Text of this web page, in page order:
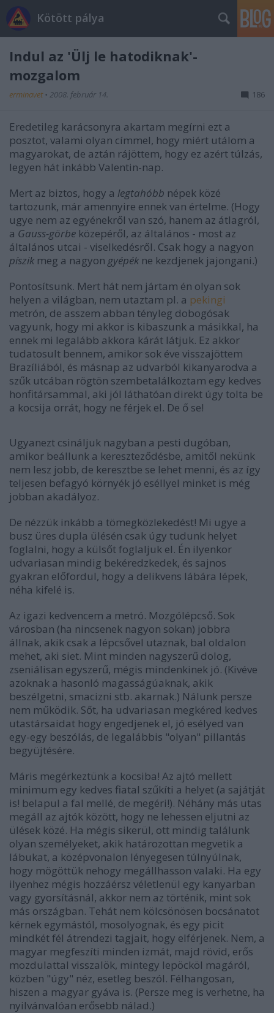
Kötött pálya
Indul az 'Ülj le hatodiknak'-
mozgalom
erminavet • 2008. február 14. 186
Eredetileg karácsonyra akartam megírni ezt a
posztot, valami olyan címmel, hogy miért utálom a
magyarokat, de aztán rájöttem, hogy ez azért túlzás,
legyen hát inkább Valentin-nap.
Mert az biztos, hogy a legtahóbb népek közé
tartozunk, már amennyire ennek van értelme. (Hogy
ugye nem az egyénekről van szó, hanem az átlagról,
a Gauss-görbe közepéről, az általános - most az
általános utcai - viselkedésről. Csak hogy a nagyon
píszik meg a nagyon gyépék ne kezdjenek jajongani.)
Pontosítsunk. Mert hát nem jártam én olyan sok
helyen a világban, nem utaztam pl. a pekingi
metrón, de asszem abban tényleg dobogósak
vagyunk, hogy mi akkor is kibaszunk a másikkal, ha
ennek mi legalább akkora kárát látjuk. Ez akkor
tudatosult bennem, amikor sok éve visszajöttem
Brazíliából, és másnap az udvarból kikanyarodva a
szűk utcában rögtön szembetalálkoztam egy kedves
honfitársammal, aki jól láthatóan direkt úgy tolta be
a kocsija orrát, hogy ne férjek el. De ő se!
Ugyanezt csináljuk nagyban a pesti dugóban,
amikor beállunk a kereszteződésbe, amitől nekünk
nem lesz jobb, de keresztbe se lehet menni, és az így
teljesen befagyó környék jó eséllyel minket is még
jobban akadályoz.
De nézzük inkább a tömegközlekedést! Mi ugye a
busz üres dupla ülésén csak úgy tudunk helyet
foglalni, hogy a külsőt foglaljuk el. Én ilyenkor
udvariasan mindig bekéredzkedek, és sajnos
gyakran előfordul, hogy a delikvens lábára lépek,
néha kifelé is.
Az igazi kedvencem a metró. Mozgólépcső. Sok
városban (ha nincsenek nagyon sokan) jobbra
állnak, akik csak a lépcsővel utaznak, bal oldalon
mehet, aki siet. Mint minden nagyszerű dolog,
zseniálisan egyszerű, mégis mindenkinek jó. (Kivéve
azoknak a hasonló magasságúaknak, akik
beszélgetni, smacizni stb. akarnak.) Nálunk persze
nem működik. Sőt, ha udvariasan megkéred kedves
utastársaidat hogy engedjenek el, jó esélyed van
egy-egy beszólás, de legalábbis "olyan" pillantás
begyüjtésére.
Máris megérkeztünk a kocsiba! Az ajtó mellett
minimum egy kedves fiatal szűkíti a helyet (a sajátját
is! belapul a fal mellé, de megéri!). Néhány más utas
megáll az ajtók között, hogy ne lehessen eljutni az
ülések közé. Ha mégis sikerül, ott mindig találunk
olyan személyeket, akik határozottan megvetik a
lábukat, a középvonalon lényegesen túlnyúlnak,
hogy mögöttük nehogy megállhasson valaki. Ha egy
ilyenhez mégis hozzáérsz véletlenül egy kanyarban
vagy gyorsításnál, akkor nem az történik, mint sok
más országban. Tehát nem kölcsönösen bocsánatot
kérnek egymástól, mosolyognak, és egy picit
mindkét fél átrendezi tagjait, hogy elférjenek. Nem, a
magyar megfeszíti minden izmát, majd rövid, erős
mozdulattal visszalök, mintegy lepöcköl magáról,
közben "úgy" néz, esetleg beszól. Félhangosan,
hiszen a magyar gyáva is. (Persze meg is verhetne, ha
nyilvánvalóan erősebb nálad.)